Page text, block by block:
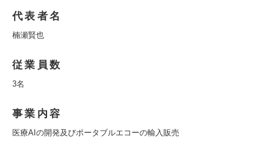
代表者名
楠瀬賢也
従業員数
3名
事業内容
医療AIの開発及びポータブルエコーの輸入販売